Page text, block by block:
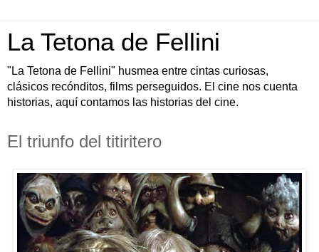
La Tetona de Fellini
"La Tetona de Fellini" husmea entre cintas curiosas,
clásicos recónditos, films perseguidos. El cine nos cuenta
historias, aquí contamos las historias del cine.
El triunfo del titiritero